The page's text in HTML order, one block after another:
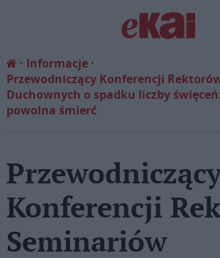
Informacje
Przewodniczący Konferencji
Duchownych o spadku liczby
powolna śmierć
Konferencji
Seminariów